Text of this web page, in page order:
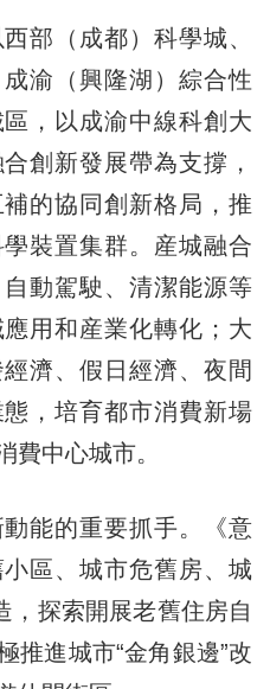
（成都）科學城、
渝（興隆湖）綜合性
，以成渝中線科創大
創新發展帶為支撐，
的協同創新格局，推
裝置集群。産城融合
動駕駛、清潔能源等
用和産業化轉化；大
濟、假日經濟、夜間
，培育都市消費新場
費中心城市。
能的重要抓手。《意
區、城市危舊房、城
，探索開展老舊住房自
推進城市“金角銀邊”改